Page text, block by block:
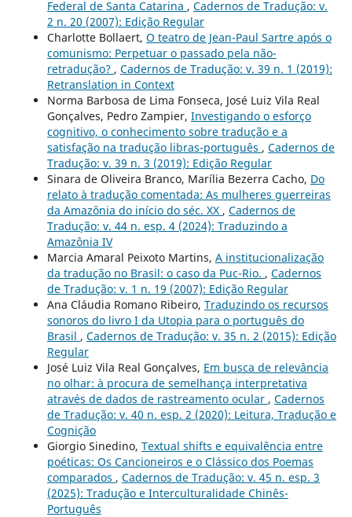
Federal de Santa Catarina , Cadernos de Tradução: v.
2 n. 20 (2007): Edição Regular
Charlotte Bollaert, O teatro de Jean-Paul Sartre após o
comunismo: Perpetuar o passado pela não-
retradução? , Cadernos de Tradução: v. 39 n. 1 (2019):
Retranslation in Context
Norma Barbosa de Lima Fonseca, José Luiz Vila Real
Gonçalves, Pedro Zampier, Investigando o esforço
cognitivo, o conhecimento sobre tradução e a
satisfação na tradução libras-português , Cadernos de
Tradução: v. 39 n. 3 (2019): Edição Regular
Sinara de Oliveira Branco, Marília Bezerra Cacho, Do
relato à tradução comentada: As mulheres guerreiras
da Amazônia do início do séc. XX , Cadernos de
Tradução: v. 44 n. esp. 4 (2024): Traduzindo a
Amazônia IV
Marcia Amaral Peixoto Martins, A institucionalização
da tradução no Brasil: o caso da Puc-Rio. , Cadernos
de Tradução: v. 1 n. 19 (2007): Edição Regular
Ana Cláudia Romano Ribeiro, Traduzindo os recursos
sonoros do livro I da Utopia para o português do
Brasil , Cadernos de Tradução: v. 35 n. 2 (2015): Edição
Regular
José Luiz Vila Real Gonçalves, Em busca de relevância
no olhar: à procura de semelhança interpretativa
através de dados de rastreamento ocular , Cadernos
de Tradução: v. 40 n. esp. 2 (2020): Leitura, Tradução e
Cognição
Giorgio Sinedino, Textual shifts e equivalência entre
poéticas: Os Cancioneiros e o Clássico dos Poemas
comparados , Cadernos de Tradução: v. 45 n. esp. 3
(2025): Tradução e Interculturalidade Chinês-
Português